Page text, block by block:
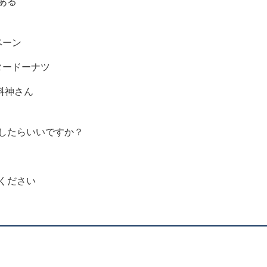
ン
ドーナツ
神さん
たらいいですか？
ださい